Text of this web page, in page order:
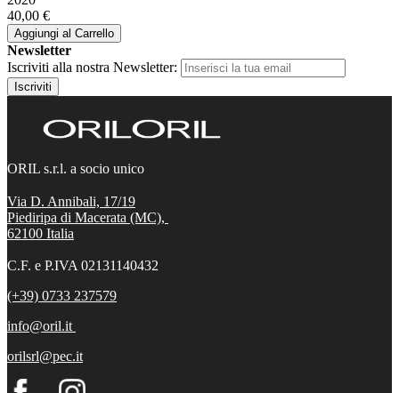
40,00 €
Aggiungi al Carrello
Newsletter
Iscriviti alla nostra Newsletter:
Iscriviti
ORIL s.r.l. a socio unico
Via D. Annibali, 17/19
Piediripa di Macerata (MC),
62100 Italia
C.F. e P.IVA 02131140432
(+39) 0733 237579
info@oril.it
orilsrl@pec.it